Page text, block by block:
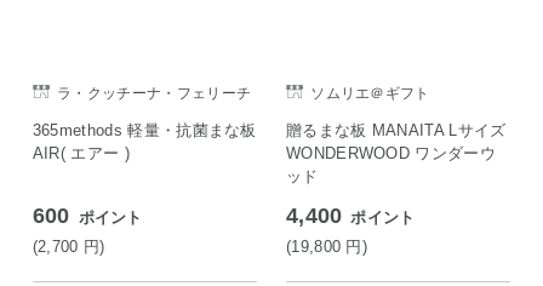
ラ・クッチーナ・フェリーチ
365methods 軽量・抗菌まな板
AIR( エアー )
600 ポイント
(2,700 円)
ソムリエ＠ギフト
贈るまな板 MANAITA Lサイズ
WONDERWOOD ワンダーウ
ッド
4,400 ポイント
(19,800 円 )